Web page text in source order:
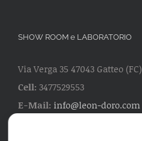
SHOW ROOM e LABORATORIO
Via Verga 35 47043 Gatteo (FC)
Cell: 3477529553
E-Mail: info@leon-doro.com